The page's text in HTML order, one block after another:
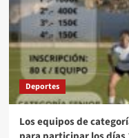
Deportes
Los equipos de